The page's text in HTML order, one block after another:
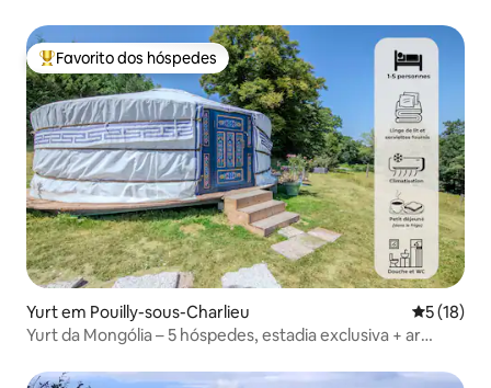
Favoritos dos hóspedes mais apreciados
Favorito dos hóspedes
Yurt em Pouilly-sous-Charlieu
5 (18)
Yurt da Mongólia – 5 hóspedes, estadia exclusiva + ar